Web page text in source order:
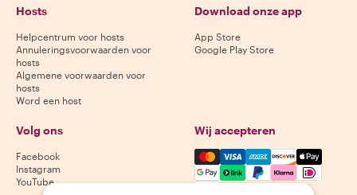
Hosts
Helpcentrum voor hosts
Annuleringsvoorwaarden voor
hosts
Algemene voorwaarden voor
hosts
Word een host
Download onze app
App Store
Google Play Store
Volg ons
Facebook
Instagram
YouTube
Wij accepteren
Mastercard, Visa, Amex,